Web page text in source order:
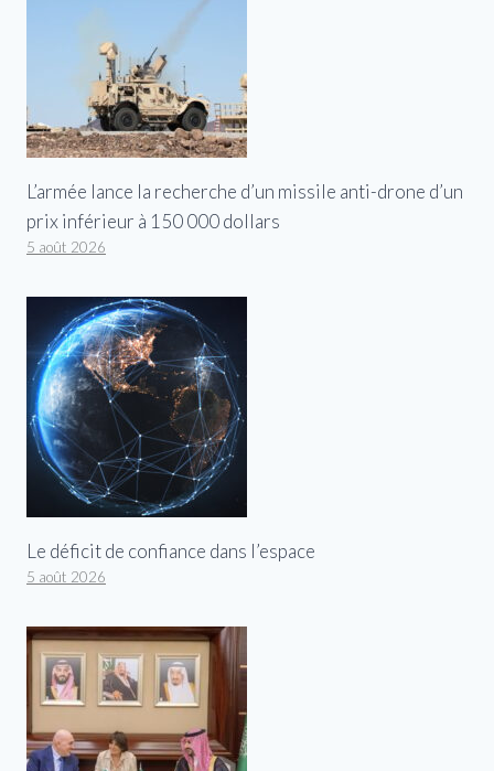
L’armée lance la recherche d’un missile anti-drone d’un
prix inférieur à 150 000 dollars
5 août 2026
Le déficit de confiance dans l’espace
5 août 2026